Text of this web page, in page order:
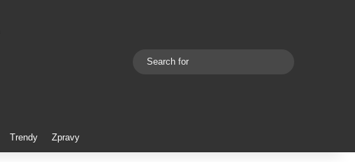
Switch skin
Trendy Zpravy